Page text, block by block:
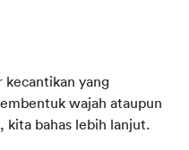
kecantikan yang
wajah ataupun
kita bahas lebih lanjut.